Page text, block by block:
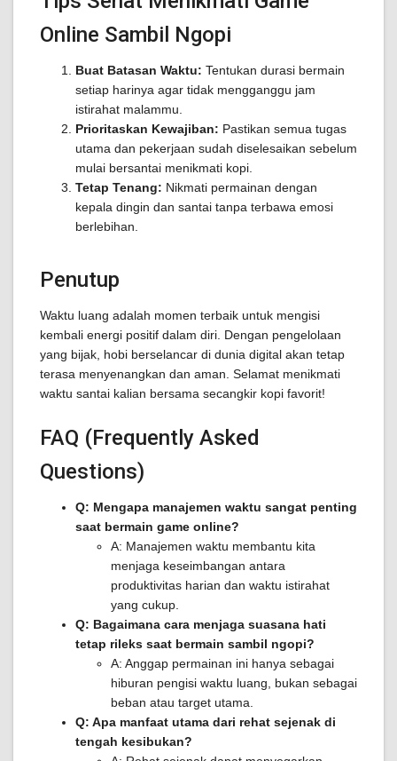
Online Sambil Ngopi
Buat Batasan Waktu: Tentukan durasi bermain
setiap harinya agar tidak mengganggu jam
istirahat malammu.
Prioritaskan Kewajiban: Pastikan semua tugas
utama dan pekerjaan sudah diselesaikan sebelum
mulai bersantai menikmati kopi.
Tetap Tenang: Nikmati permainan dengan
kepala dingin dan santai tanpa terbawa emosi
berlebihan.
Penutup
Waktu luang adalah momen terbaik untuk mengisi
kembali energi positif dalam diri. Dengan pengelolaan
yang bijak, hobi berselancar di dunia digital akan tetap
terasa menyenangkan dan aman. Selamat menikmati
waktu santai kalian bersama secangkir kopi favorit!
FAQ (Frequently Asked
Questions)
Q: Mengapa manajemen waktu sangat penting
saat bermain game online?
A: Manajemen waktu membantu kita
menjaga keseimbangan antara
produktivitas harian dan waktu istirahat
yang cukup.
Q: Bagaimana cara menjaga suasana hati
tetap rileks saat bermain sambil ngopi?
A: Anggap permainan ini hanya sebagai
hiburan pengisi waktu luang, bukan sebagai
beban atau target utama.
Q: Apa manfaat utama dari rehat sejenak di
tengah kesibukan?